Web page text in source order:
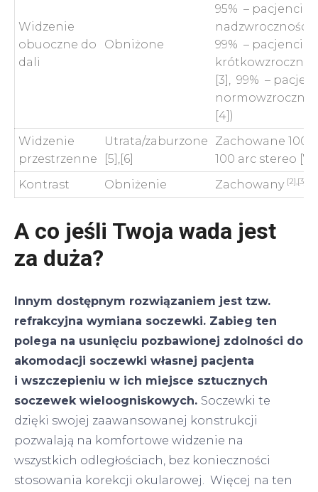
Widzenie
obuoczne do
dali
Obniżone
95% – pacjenci z
99% – pacjenci z
[3], 99% –
[4])
Widzenie
przestrzenne
Utrata/zaburzone
[5],[6]
Zachowane 100%
100 arc stereo [7]
Kontrast
Obniżenie Zachowany [2],[3],[4]
A co jeśli Twoja wada jest
za duża?
Innym dostępnym rozwiązaniem jest tzw.
refrakcyjna wymiana soczewki. Zabieg ten
polega na usunięciu pozbawionej zdolności do
akomodacji soczewki własnej pacjenta
i wszczepieniu w ich miejsce sztucznych
soczewek wieloogniskowych. Soczewki te
dzięki swojej zaawansowanej konstrukcji
pozwalają na komfortowe widzenie na
wszystkich odległościach, bez konieczności
stosowania korekcji okularowej. Więcej na ten